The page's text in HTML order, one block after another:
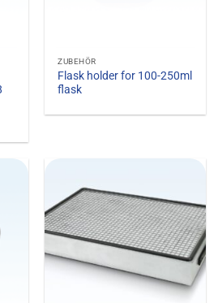
ZUBEHÖR
Flask holder for 100-250ml
flask